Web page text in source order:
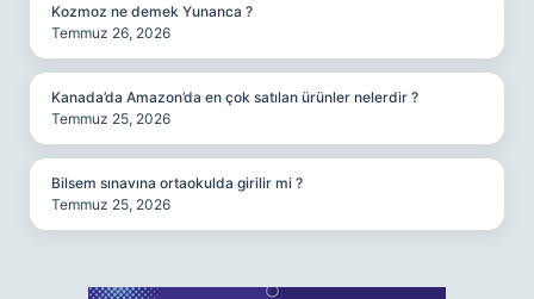
Kozmoz ne demek Yunanca ?
Temmuz 26, 2026
Kanada’da Amazon’da en çok satılan ürünler nelerdir ?
Temmuz 25, 2026
Bilsem sınavına ortaokulda girilir mi ?
Temmuz 25, 2026